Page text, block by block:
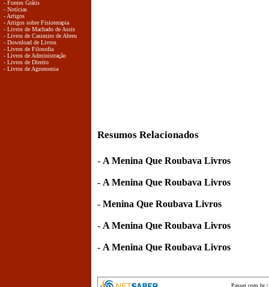
- Fontes Grátis
- Notícias
- Artigos
- Artigos sobre Fisioterapia
- Livros de Machado de Assis
- Livros de Casimiro de Abreu
- Download de Livros
- Livros de Filosofia
- Livros de Administração
- Livros de Direito
- Livros de Agronomia
Resumos Relacionados
- A Menina Que Roubava Livros
- A Menina Que Roubava Livros
- Menina Que Roubava Livros
- A Menina Que Roubava Livros
- A Menina Que Roubava Livros
Passei.com.br|